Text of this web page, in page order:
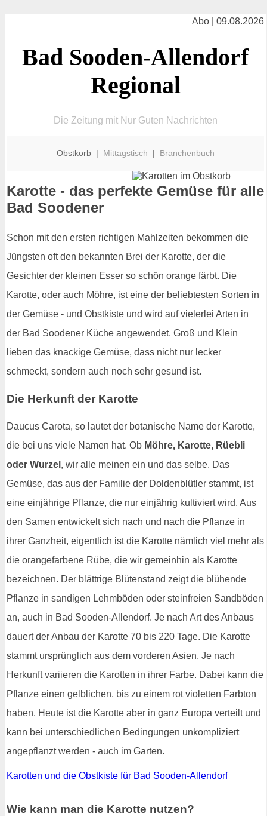
Abo | 09.08.2026
Bad Sooden-Allendorf
Regional
Die Zeitung mit Nur Guten Nachrichten
Obstkorb | Mittagstisch | Branchenbuch
Karotte - das perfekte Gemüse für alle
Bad Soodener
Schon mit den ersten richtigen Mahlzeiten bekommen die
Jüngsten oft den bekannten Brei der Karotte, der die
Gesichter der kleinen Esser so schön orange färbt. Die
Karotte, oder auch Möhre, ist eine der beliebtesten Sorten in
der Gemüse - und Obstkiste und wird auf vielerlei Arten in
der Bad Soodener Küche angewendet. Groß und Klein
lieben das knackige Gemüse, dass nicht nur lecker
schmeckt, sondern auch noch sehr gesund ist.
Die Herkunft der Karotte
Daucus Carota, so lautet der botanische Name der Karotte,
die bei uns viele Namen hat. Ob Möhre, Karotte, Rüebli
oder Wurzel , wir alle meinen ein und das selbe. Das
Gemüse, das aus der Familie der Doldenblütler stammt, ist
eine einjährige Pflanze, die nur einjährig kultiviert wird. Aus
den Samen entwickelt sich nach und nach die Pflanze in
ihrer Ganzheit, eigentlich ist die Karotte nämlich viel mehr als
die orangefarbene Rübe, die wir gemeinhin als Karotte
bezeichnen. Der blättrige Blütenstand zeigt die blühende
Pflanze in sandigen Lehmböden oder steinfreien Sandböden
an, auch in Bad Sooden-Allendorf. Je nach Art des Anbaus
dauert der Anbau der Karotte 70 bis 220 Tage. Die Karotte
stammt ursprünglich aus dem vorderen Asien. Je nach
Herkunft variieren die Karotten in ihrer Farbe. Dabei kann die
Pflanze einen gelblichen, bis zu einem rot violetten Farbton
haben. Heute ist die Karotte aber in ganz Europa verteilt und
kann bei unterschiedlichen Bedingungen unkompliziert
angepflanzt werden - auch im Garten.
Karotten und die Obstkiste für Bad Sooden-Allendorf
Wie kann man die Karotte nutzen?